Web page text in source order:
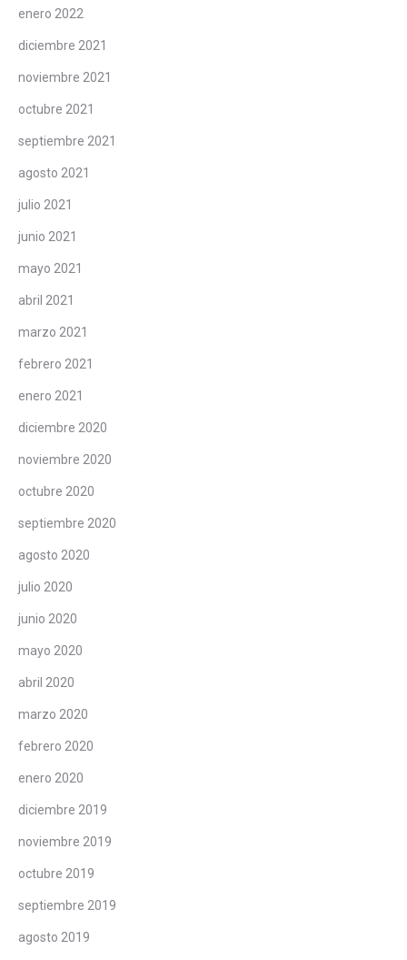
enero 2022
diciembre 2021
noviembre 2021
octubre 2021
septiembre 2021
agosto 2021
julio 2021
junio 2021
mayo 2021
abril 2021
marzo 2021
febrero 2021
enero 2021
diciembre 2020
noviembre 2020
octubre 2020
septiembre 2020
agosto 2020
julio 2020
junio 2020
mayo 2020
abril 2020
marzo 2020
febrero 2020
enero 2020
diciembre 2019
noviembre 2019
octubre 2019
septiembre 2019
agosto 2019